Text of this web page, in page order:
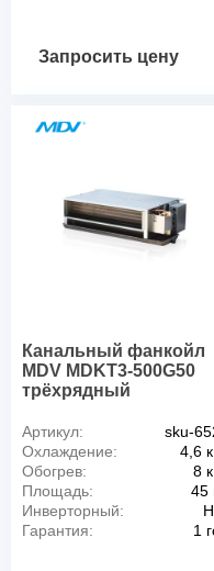
Запросить цену
Канальный фанкойл
MDV MDKT3-500G50
трёхрядный
Артикул:
sku-
Охлаждение:
4,6
Обогрев:
8
Площадь:
45
Инверторный:
Гарантия:
1